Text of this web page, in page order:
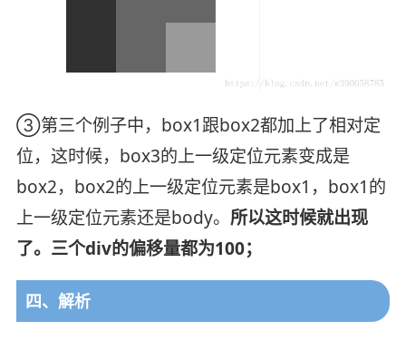
③第三个例子中，box1跟box2都加上了相对定
位，这时候，box3的上一级定位元素变成是
box2，box2的上一级定位元素是box1，box1的
上一级定位元素还是body。 所以这时候就出现
了。三个div的偏移量都为100；
四、解析